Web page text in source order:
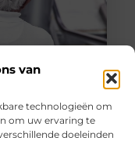
van
technologieën om
om uw ervaring te
doeleinden